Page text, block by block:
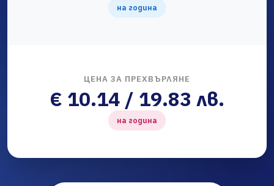
на година
ЦЕНА ЗА ПРЕХВЪРЛЯНЕ
€ 10.14 / 19.83 лв.
на година